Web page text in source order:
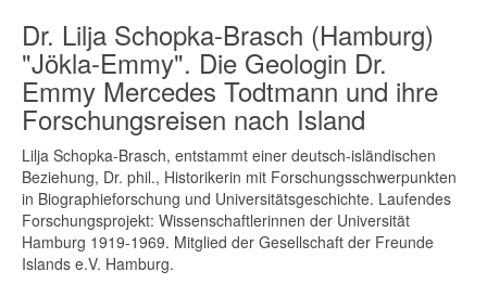
Dr. Lilja Schopka-Brasch (Hamburg)
"Jökla-Emmy". Die Geologin Dr.
Emmy Mercedes Todtmann und ihre
Forschungsreisen nach Island
Lilja Schopka-Brasch, entstammt einer deutsch-isländischen
Beziehung, Dr. phil., Historikerin mit Forschungsschwerpunkten
in Biographieforschung und Universitätsgeschichte. Laufendes
Forschungsprojekt: Wissenschaftlerinnen der Universität
Hamburg 1919-1969. Mitglied der Gesellschaft der Freunde
Islands e.V. Hamburg.